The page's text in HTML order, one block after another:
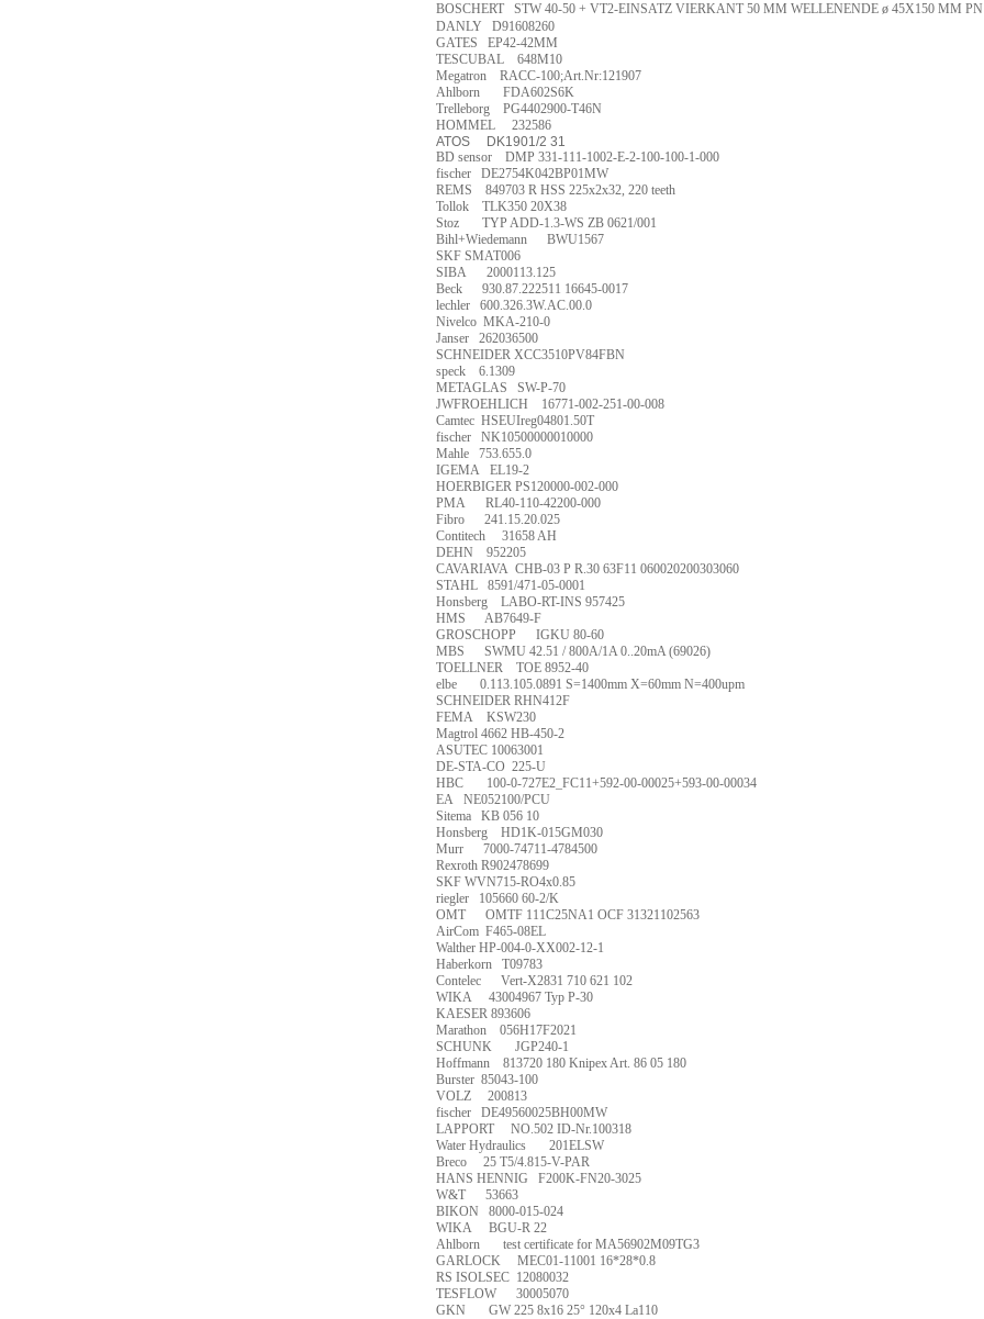
BOSCHERT
STW 40-50 + VT2-EINSATZ VIERKANT 50 MM WELLENENDE ø 45X150 MM
DANLY
D91608260
GATES
EP42-42MM
TESCUBAL
648M10
Megatron
RACC-100;Art.Nr:121907
Ahlborn
FDA602S6K
Trelleborg
PG4402900-T46N
HOMMEL
232586
ATOS
DK1901/2 31
BD sensor
DMP 331-111-1002-E-2-100-100-1-000
fischer
DE2754K042BP01MW
REMS
849703 R HSS 225x2x32, 220 teeth
Tollok
TLK350 20X38
Stoz
TYP ADD-1.3-WS ZB 0621/001
Bihl+Wiedemann
BWU1567
SKF SMAT006
SIBA
2000113.125
Beck
930.87.222511 16645-0017
lechler
600.326.3W.AC.00.0
Nivelco MKA-210-0
Janser
262036500
SCHNEIDER XCC3510PV84FBN
speck
6.1309
METAGLAS
SW-P-70
JWFROEHLICH
16771-002-251-00-008
Camtec HSEUIreg04801.50T
fischer
NK10500000010000
Mahle
753.655.0
IGEMA
EL19-2
HOERBIGER PS120000-002-000
PMA
RL40-110-42200-000
Fibro
241.15.20.025
Contitech
31658 AH
DEHN
952205
CAVARIAVA CHB-03 P R.30 63F11 060020200303060
STAHL
8591/471-05-0001
Honsberg
LABO-RT-INS 957425
HMS
AB7649-F
GROSCHOPP
IGKU 80-60
MBS
SWMU 42.51 / 800A/1A 0..20mA (69026)
TOELLNER
TOE 8952-40
elbe
0.113.105.0891 S=1400mm X=60mm N=400upm
SCHNEIDER RHN412F
FEMA
KSW230
Magtrol 4662 HB-450-2
ASUTEC 10063001
DE-STA-CO 225-U
HBC
100-0-727E2_FC11+592-00-00025+593-00-00034
EA
NE052100/PCU
Sitema
KB 056 10
Honsberg
HD1K-015GM030
Murr
7000-74711-4784500
Rexroth R902478699
SKF WVN715-RO4x0.85
riegler
105660 60-2/K
OMT
OMTF 111C25NA1 OCF 31321102563
AirCom F465-08EL
Walther HP-004-0-XX002-12-1
Haberkorn
T09783
Contelec
Vert-X2831 710 621 102
WIKA
43004967 Typ P-30
KAESER 893606
Marathon
056H17F2021
SCHUNK
JGP240-1
Hoffmann
813720 180 Knipex Art. 86 05 180
Burster 85043-100
VOLZ
200813
fischer
DE49560025BH00MW
LAPPORT
NO.502 ID-Nr.100318
Water Hydraulics
201ELSW
Breco
25 T5/4.815-V-PAR
HANS HENNIG
F200K-FN20-3025
W&T
53663
BIKON
8000-015-024
WIKA
BGU-R 22
Ahlborn
test certificate for MA56902M09TG3
GARLOCK
MEC01-11001 16*28*0.8
RS ISOLSEC 12080032
TESFLOW
30005070
GKN
GW 225 8x16 25° 120x4 La110